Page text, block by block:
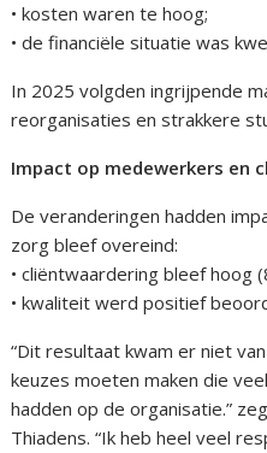
• kosten waren te hoog;
• de financiële situatie was
In 2025 volgden ingrijpende
reorganisaties en strakkere
Impact op medewerkers en
De veranderingen hadden
zorg bleef overeind:
• cliëntwaardering bleef hoog
• kwaliteit werd positief
“Dit resultaat kwam er niet
keuzes moeten maken die
hadden op de organisatie.”
Thiadens. “Ik heb heel veel